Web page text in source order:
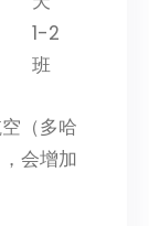
1-2
班
（多哈
会增加